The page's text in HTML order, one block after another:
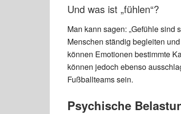
Und was ist „fühlen“?
Man kann sagen: „Gefühle
Menschen ständig begleiten
können Emotionen bestimmte
können jedoch ebenso
Fußballteams sein.
Psychische